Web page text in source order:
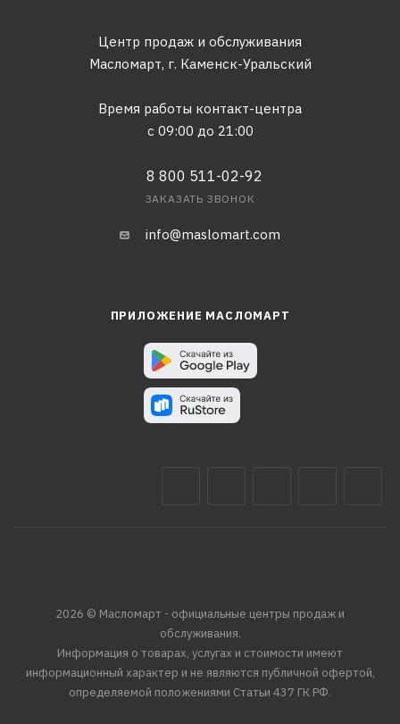
Центр продаж и обслуживания
Масломарт, г. Каменск-Уральский
Время работы контакт-центра
с 09:00 до 21:00
8 800 511-02-92
ЗАКАЗАТЬ ЗВОНОК
info@maslomart.com
ПРИЛОЖЕНИЕ МАСЛОМАРТ
2026 © Масломарт - официальные центры продаж и
обслуживания.
Информация о товарах, услугах и стоимости имеют
информационный характер и не являются публичной офертой,
определяемой положениями Статьи 437 ГК РФ.